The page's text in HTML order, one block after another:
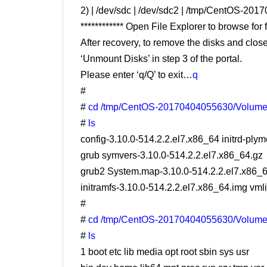
2) | /dev/sdc | /dev/sdc2 | /tmp/CentOS-
************ Open File Explorer to browse for
After recovery, to remove the disks and
‘Unmount Disks’ in step 3 of the portal.
Please enter ‘q/Q’ to exit…q
#
# cd /tmp/CentOS-20170404055630/
# ls
config-3.10.0-514.2.2.el7.x86_64 initrd-
grub symvers-3.10.0-514.2.2.el7.x86_64.gz
grub2 System.map-3.10.0-
initramfs-3.10.0-514.2.2.el7.x86_64.img
#
# cd /tmp/CentOS-20170404055630/
# ls
1 boot etc lib media opt root sbin sys usr